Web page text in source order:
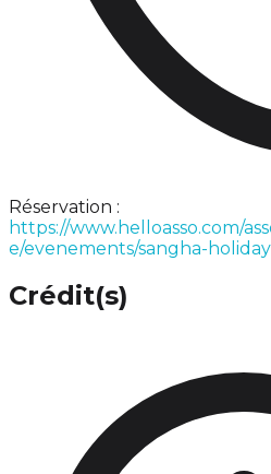
Réservation :
https://www.helloasso.com/
e/evenements/sangha-
Crédit(s)